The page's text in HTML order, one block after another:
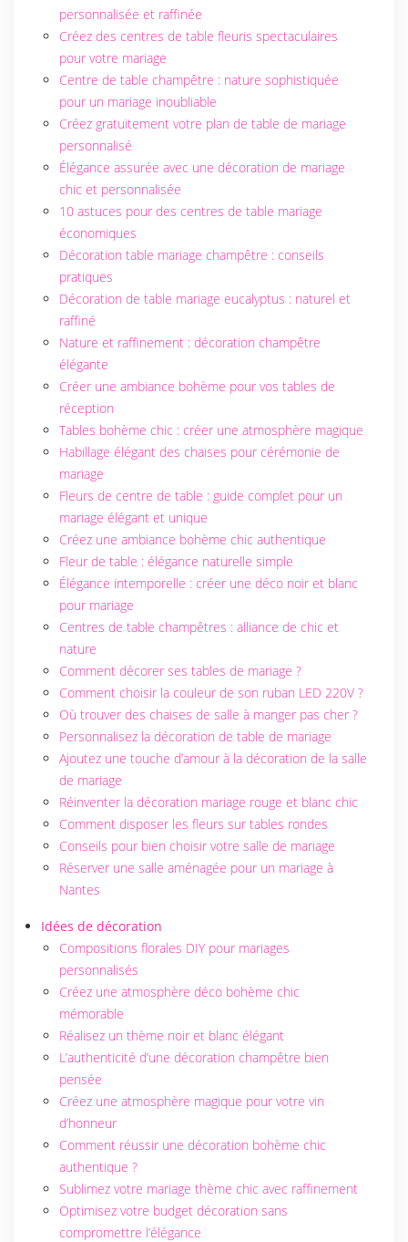
personnalisée et raffinée
Créez des centres de table fleuris spectaculaires
pour votre mariage
Centre de table champêtre : nature sophistiquée
pour un mariage inoubliable
Créez gratuitement votre plan de table de mariage
personnalisé
Élégance assurée avec une décoration de mariage
chic et personnalisée
10 astuces pour des centres de table mariage
économiques
Décoration table mariage champêtre : conseils
pratiques
Décoration de table mariage eucalyptus : naturel et
raffiné
Nature et raffinement : décoration champêtre
élégante
Créer une ambiance bohème pour vos tables de
réception
Tables bohème chic : créer une atmosphère magique
Habillage élégant des chaises pour cérémonie de
mariage
Fleurs de centre de table : guide complet pour un
mariage élégant et unique
Créez une ambiance bohème chic authentique
Fleur de table : élégance naturelle simple
Élégance intemporelle : créer une déco noir et blanc
pour mariage
Centres de table champêtres : alliance de chic et
nature
Comment décorer ses tables de mariage ?
Comment choisir la couleur de son ruban LED 220V ?
Où trouver des chaises de salle à manger pas cher ?
Personnalisez la décoration de table de mariage
Ajoutez une touche d’amour à la décoration de la salle
de mariage
Réinventer la décoration mariage rouge et blanc chic
Comment disposer les fleurs sur tables rondes
Conseils pour bien choisir votre salle de mariage
Réserver une salle aménagée pour un mariage à
Nantes
Idées de décoration
Compositions florales DIY pour mariages
personnalisés
Créez une atmosphère déco bohème chic
mémorable
Réalisez un thème noir et blanc élégant
L’authenticité d’une décoration champêtre bien
pensée
Créez une atmosphère magique pour votre vin
d’honneur
Comment réussir une décoration bohème chic
authentique ?
Sublimez votre mariage thème chic avec raffinement
Optimisez votre budget décoration sans
compromettre l’élégance